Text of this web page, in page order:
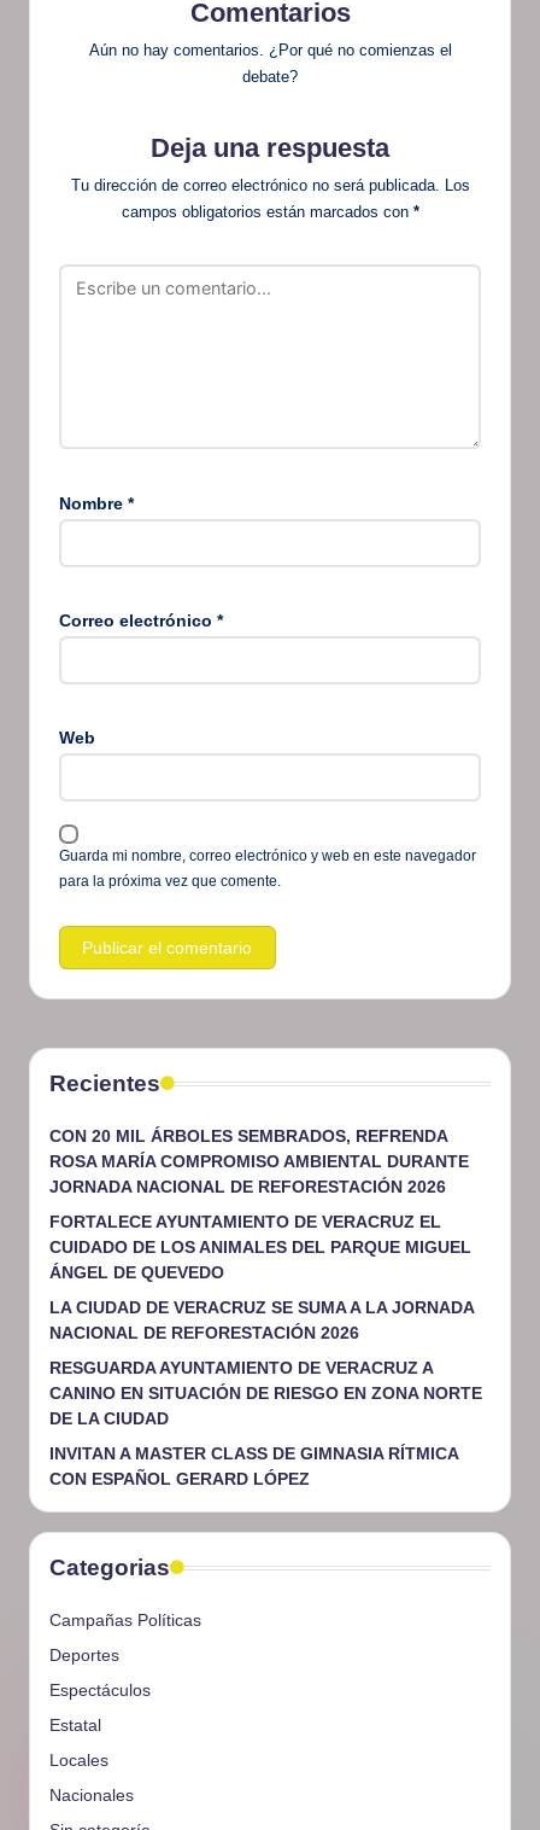
Comentarios
Aún no hay comentarios. ¿Por qué no comienzas el
debate?
Deja una respuesta
Tu dirección de correo electrónico no será publicada.
Los
campos obligatorios están marcados con *
Nombre *
Correo electrónico *
Web
Guarda mi nombre, correo electrónico y web en este navegador
para la próxima vez que comente.
Recientes
CON 20 MIL ÁRBOLES SEMBRADOS, REFRENDA
ROSA MARÍA COMPROMISO AMBIENTAL DURANTE
JORNADA NACIONAL DE REFORESTACIÓN 2026
FORTALECE AYUNTAMIENTO DE VERACRUZ EL
CUIDADO DE LOS ANIMALES DEL PARQUE MIGUEL
ÁNGEL DE QUEVEDO
LA CIUDAD DE VERACRUZ SE SUMA A LA JORNADA
NACIONAL DE REFORESTACIÓN 2026
RESGUARDA AYUNTAMIENTO DE VERACRUZ A
CANINO EN SITUACIÓN DE RIESGO EN ZONA NORTE
DE LA CIUDAD
INVITAN A MASTER CLASS DE GIMNASIA RÍTMICA
CON ESPAÑOL GERARD LÓPEZ
Categorias
Campañas Políticas
Deportes
Espectáculos
Estatal
Locales
Nacionales